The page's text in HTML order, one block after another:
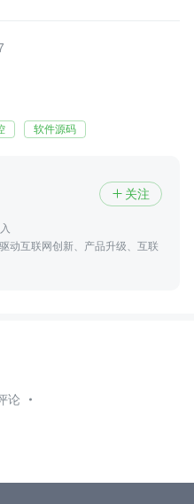
软件源码
 关注
动互联网创新、产品升级、互联
论